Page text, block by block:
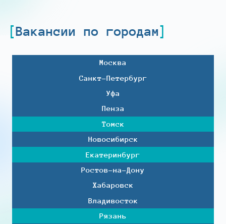
Вакансии по городам
Москва
Санкт-Петербург
Уфа
Пенза
Томск
Новосибирск
Екатеринбург
Ростов-на-Дону
Хабаровск
Владивосток
Рязань